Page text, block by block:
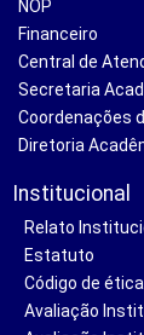
NOP
Financeiro
Central de
Secretaria
Coordenações
Diretoria
Institucional
Relato
Estatuto
Código de
Avaliação